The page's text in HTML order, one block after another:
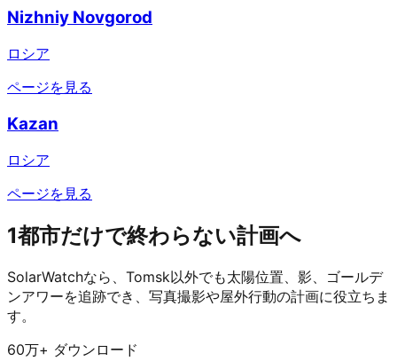
Nizhniy Novgorod
ロシア
ページを見る
Kazan
ロシア
ページを見る
1都市だけで終わらない計画へ
SolarWatchなら、Tomsk以外でも太陽位置、影、ゴールデ
ンアワーを追跡でき、写真撮影や屋外行動の計画に役立ちま
す。
60万+ ダウンロード